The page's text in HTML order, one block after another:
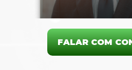
FALAR COM